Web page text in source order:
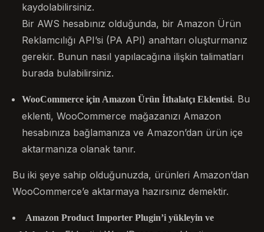
kaydolabilirsiniz.
Bir AWS hesabınız olduğunda, bir Amazon Ürün
Reklamcılığı API’si (PA API) anahtarı oluşturmanız
gerekir. Bunun nasıl yapılacağına ilişkin talimatları
burada bulabilirsiniz.
WooCommerce için Amazon Ürün İthalatçı Eklentisi. Bu
eklenti, WooCommerce mağazanızı Amazon
hesabınıza bağlamanıza ve Amazon’dan ürün içe
aktarmanıza olanak tanır.
Bu iki şeye sahip olduğunuzda, ürünleri Amazon’dan
WooCommerce’e aktarmaya hazırsınız demektir.
Amazon Product Importer Plugin’i yükleyin ve